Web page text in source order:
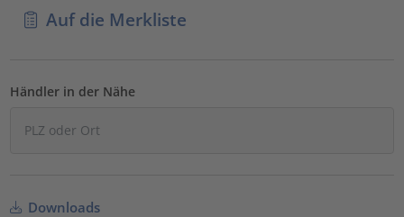
Auf die Merkliste
Händler in der Nähe
Downloads